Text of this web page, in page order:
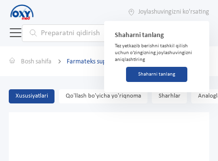
Joylashuvingizni ko'rsating
Shaharni tanlang
Tez yetkazib berishni tashkil qilish
uchun o'zingizning joylashuvingizni
aniqlashtiring
Shaharni tanlang
Bosh sahifa Farmateks supozitoriyalar №10
Xususiyatlari Qo'llash bo'yicha yo'riqnoma Sharhlar